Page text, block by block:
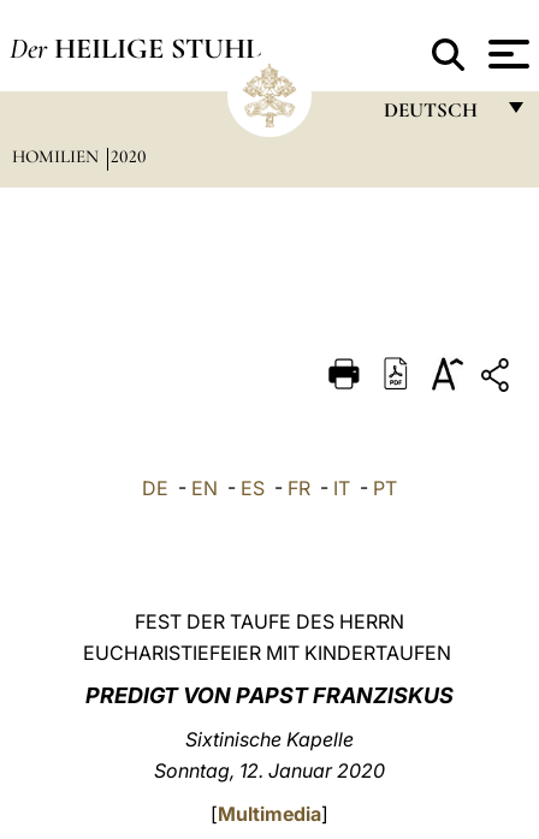
Der HEILIGE STUHL
DEUTSCH
DEUTSCH
العربيّة
HOMILIEN 2020
DE - EN - ES - FR - IT - PT
FEST DER TAUFE DES HERRN
EUCHARISTIEFEIER MIT KINDERTAUFEN
PREDIGT VON PAPST FRANZISKUS
Sixtinische Kapelle
Sonntag, 12. Januar 2020
[Multimedia]